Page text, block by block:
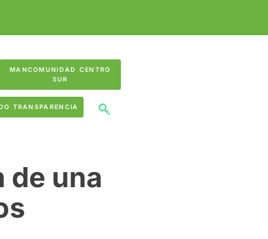
MANCOMUNIDAD CENTRO
SUR
TRANSPARENCIA
de una